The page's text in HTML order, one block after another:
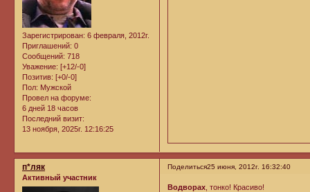
Зарегистрирован: 6 февраля, 2012г.
Приглашений: 0
Сообщений: 718
Уважение: [+12/-0]
Позитив: [+0/-0]
Пол: Мужской
Провел на форуме:
6 дней 18 часов
Последний визит:
13 ноября, 2025г. 12:16:25
Поделиться25 июня, 2012г. 16:32:40
п*ляк
Активный участник
Водворах , тонко! Красиво!